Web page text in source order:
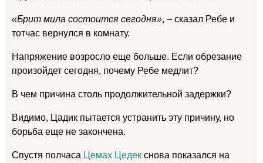
«Брит мила состоится сегодня», – сказал Ребе и
тотчас вернулся в комнату.
Напряжение возросло еще больше. Если обрезание
произойдет сегодня, почему Ребе медлит?
В чем причина столь продолжительной задержки?
Видимо, Цадик пытается устранить эту причину, но
борьба еще не закончена.
Спустя полчаса Цемах Цедек снова показался на